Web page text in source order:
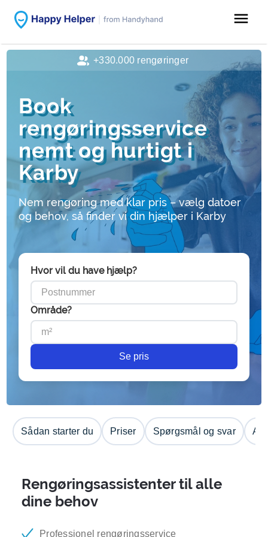
menu
Book
rengøringsservice
nemt og hurtigt i
Karby
Nem rengøring med klar pris – vælg datoer
og behov, så finder vi din hjælper i Karby
Hvor vil du have hjælp?
Område?
Se pris
Sådan starter du Priser Spørgsmål og svar
Rengøringsassistenter til alle
dine behov
Professionel rengøringsservice
+330.000 rengøringer